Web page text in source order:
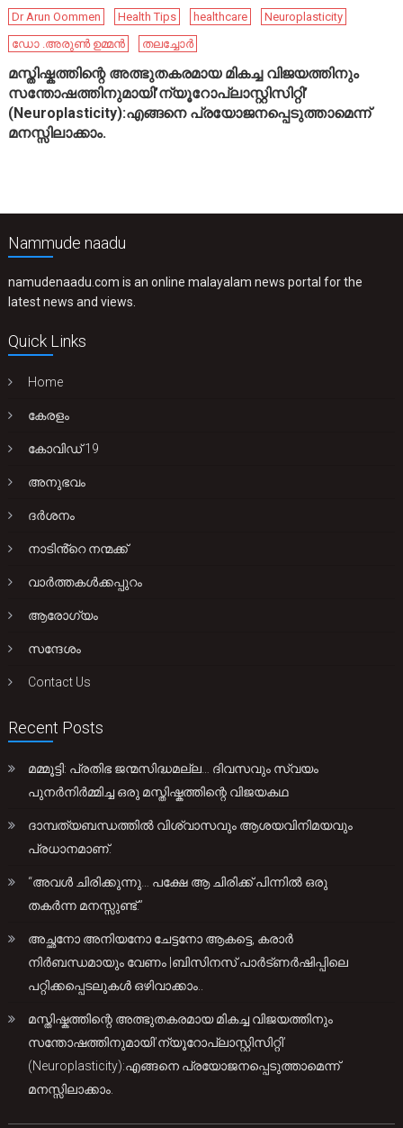
Dr Arun Oommen Health Tips healthcare
Neuroplasticity
ഡോ .അരുൺ ഉമ്മൻ
തലച്ചോർ
മസ്തിഷ്കത്തിന്റെ അത്ഭുതകരമായ മികച്ച വിജയത്തിനും
സന്തോഷത്തിനുമായി’ന്യൂറോപ്ലാസ്റ്റിസിറ്റി’
(Neuroplasticity):എങ്ങനെ പ്രയോജനപ്പെടുത്താമെന്ന്
മനസ്സിലാക്കാം.
Nammude naadu
namudenaadu.com is an online malayalam news portal for the
latest news and views.
Quick Links
Home
കേരളം
കോവിഡ് 19
അനുഭവം
ദർശനം
നാടിൻ്റെ നന്മക്ക്
വാർത്തകൾക്കപ്പുറം
ആരോഗ്യം
സന്ദേശം
Contact Us
Recent Posts
മമ്മൂട്ടി: പ്രതിഭ ജന്മസിദ്ധമല്ല… ദിവസവും സ്വയം
പുനർനിർമ്മിച്ച ഒരു മസ്തിഷ്കത്തിന്റെ വിജയകഥ
ദാമ്പത്യബന്ധത്തിൽ വിശ്വാസവും ആശയവിനിമയവും
പ്രധാനമാണ്.
“അവൾ ചിരിക്കുന്നു… പക്ഷേ ആ ചിരിക്ക് പിന്നിൽ ഒരു
തകർന്ന മനസ്സുണ്ട്.”
അച്ഛനോ അനിയനോ ചേട്ടനോ ആകട്ടെ, കരാർ
നിർബന്ധമായും വേണം |ബിസിനസ് പാർട്ണർഷിപ്പിലെ
പറ്റിക്കപ്പെടലുകൾ ഒഴിവാക്കാം..
മസ്തിഷ്കത്തിന്റെ അത്ഭുതകരമായ മികച്ച വിജയത്തിനും
സന്തോഷത്തിനുമായി’ന്യൂറോപ്ലാസ്റ്റിസിറ്റി’
(Neuroplasticity):എങ്ങനെ പ്രയോജനപ്പെടുത്താമെന്ന്
മനസ്സിലാക്കാം.